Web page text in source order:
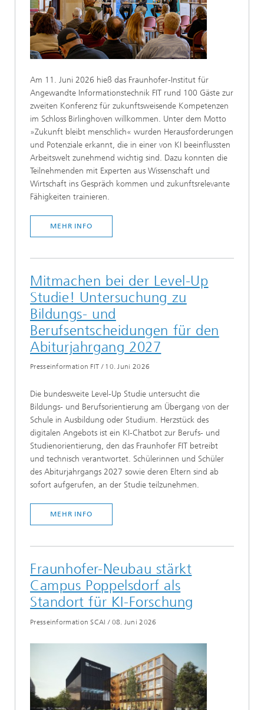
Am 11. Juni 2026 hieß das Fraunhofer-Institut für
Angewandte Informationstechnik FIT rund 100 Gäste zur
zweiten Konferenz für zukunftsweisende Kompetenzen
im Schloss Birlinghoven willkommen. Unter dem Motto
»Zukunft bleibt menschlich« wurden Herausforderungen
und Potenziale erkannt, die in einer von KI beeinflussten
Arbeitswelt zunehmend wichtig sind. Dazu konnten die
Teilnehmenden mit Experten aus Wissenschaft und
Wirtschaft ins Gespräch kommen und zukunftsrelevante
Fähigkeiten trainieren.
MEHR INFO
Mitmachen bei der Level-Up
Studie! Untersuchung zu
Bildungs- und
Berufsentscheidungen für den
Abiturjahrgang 2027
Presseinformation FIT / 10. Juni 2026
Die bundesweite Level-Up Studie untersucht die
Bildungs- und Berufsorientierung am Übergang von der
Schule in Ausbildung oder Studium. Herzstück des
digitalen Angebots ist ein KI-Chatbot zur Berufs- und
Studienorientierung, den das Fraunhofer FIT betreibt
und technisch verantwortet. Schülerinnen und Schüler
des Abiturjahrgangs 2027 sowie deren Eltern sind ab
sofort aufgerufen, an der Studie teilzunehmen.
MEHR INFO
Fraunhofer-Neubau stärkt
Campus Poppelsdorf als
Standort für KI-Forschung
Presseinformation SCAI / 08. Juni 2026